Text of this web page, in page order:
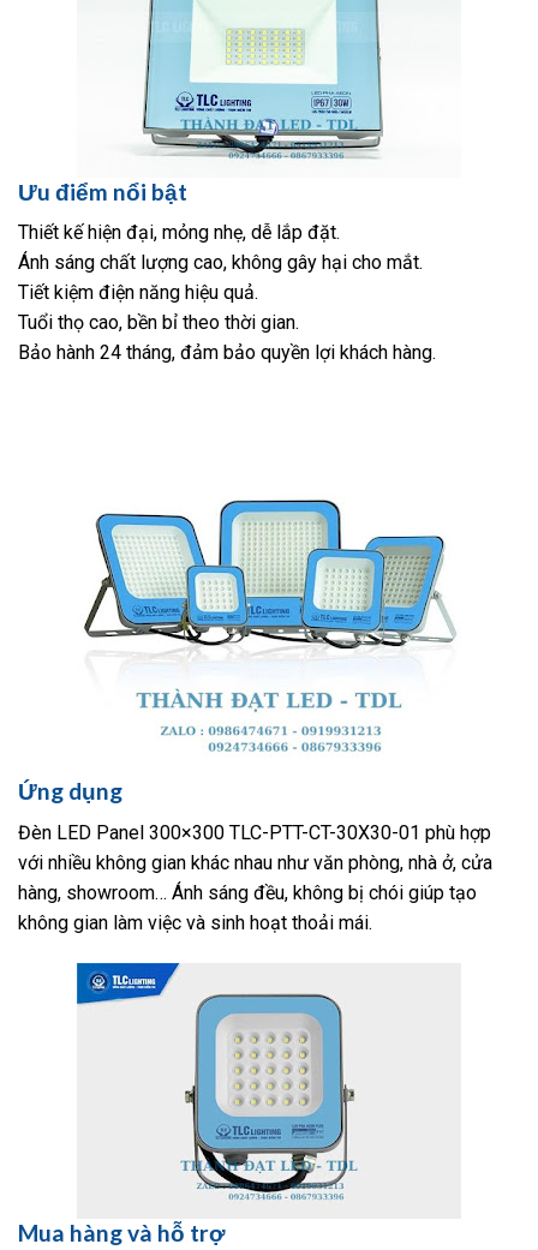
Ưu điểm nổi bật
Thiết kế hiện đại, mỏng nhẹ, dễ lắp đặt.
Ánh sáng chất lượng cao, không gây hại cho mắt.
Tiết kiệm điện năng hiệu quả.
Tuổi thọ cao, bền bỉ theo thời gian.
Bảo hành 24 tháng, đảm bảo quyền lợi khách hàng.
Ứng dụng
Đèn LED Panel 300×300 TLC-PTT-CT-30X30-01 phù hợp
với nhiều không gian khác nhau như văn phòng, nhà ở, cửa
hàng, showroom… Ánh sáng đều, không bị chói giúp tạo
không gian làm việc và sinh hoạt thoải mái.
Mua hàng và hỗ trợ